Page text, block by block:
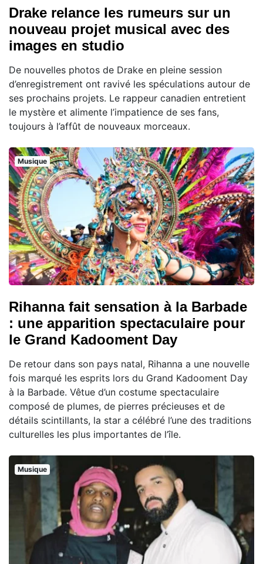
Drake relance les rumeurs sur un
nouveau projet musical avec des
images en studio
De nouvelles photos de Drake en pleine session
d’enregistrement ont ravivé les spéculations autour de
ses prochains projets. Le rappeur canadien entretient
le mystère et alimente l’impatience de ses fans,
toujours à l’affût de nouveaux morceaux.
Musique
Rihanna fait sensation à la Barbade
: une apparition spectaculaire pour
le Grand Kadooment Day
De retour dans son pays natal, Rihanna a une nouvelle
fois marqué les esprits lors du Grand Kadooment Day
à la Barbade. Vêtue d’un costume spectaculaire
composé de plumes, de pierres précieuses et de
détails scintillants, la star a célébré l’une des traditions
culturelles les plus importantes de l’île.
Musique